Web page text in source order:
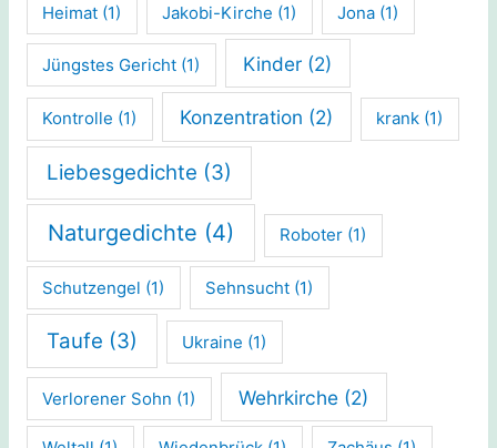
Heimat (1) Jakobi-Kirche (1) Jona (1)
Jüngstes Gericht (1) Kinder (2)
Kontrolle (1) Konzentration (2) krank (1)
Liebesgedichte (3)
Naturgedichte (4) Roboter (1)
Schutzengel (1) Sehnsucht (1)
Taufe (3) Ukraine (1)
Verlorener Sohn (1) Wehrkirche (2)